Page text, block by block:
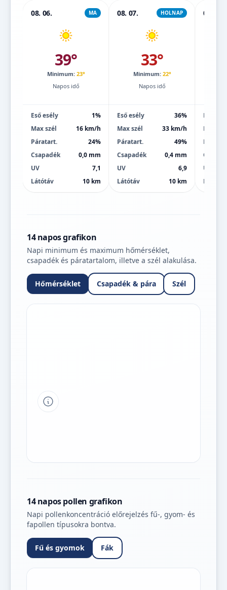
08. 06. MA
39°
Minimum: 23°
Napos idő
Eső esély
1%
Max szél
16 km/h
Páratart.
24%
Csapadék
0,0 mm
UV
7,1
Látótáv
10 km
08. 07. HOLNAP
33°
Minimum: 22°
Napos idő
Eső esély
36%
Max szél
33 km/h
Páratart.
49%
Csapadék
0,4 mm
UV
6,9
Látótáv
10 km
08. 08.
Eső
Max
UV
Látótáv
14 napos grafikon
Napi minimum és maximum hőmérséklet,
csapadék és páratartalom, illetve a szél alakulása.
Hőmérséklet Csapadék & pára Szél
Tipp a grafikon jelmagyarázatához
14 napos pollen grafikon
Napi pollenkoncentráció előrejelzés fű-, gyom- és
fapollen típusokra bontva.
Fű és gyomok Fák